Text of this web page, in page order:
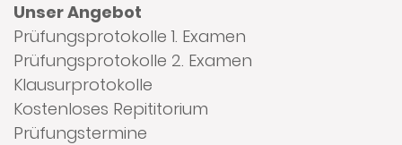
Unser Angebot
Prüfungsprotokolle 1. Examen
Prüfungsprotokolle 2. Examen
Klausurprotokolle
Kostenloses Repititorium
Prüfungstermine